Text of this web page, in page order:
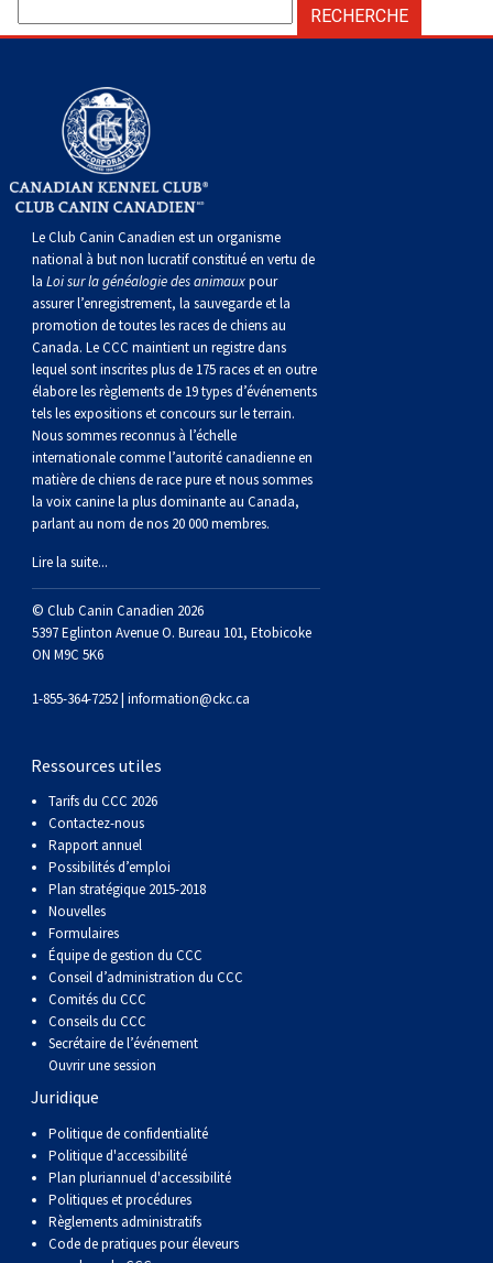
Le Club Canin Canadien est un organisme
national à but non lucratif constitué en vertu de
la Loi sur la généalogie des animauxpour
assurer l’enregistrement, la sauvegarde et la
promotion de toutes les races de chiens au
Canada. Le CCC maintient un registre dans
lequel sont inscrites plus de 175 races et en outre
élabore les règlements de 19 types d’événements
tels les expositions et concours sur le terrain.
Nous sommes reconnus à l’échelle
internationale comme l’autorité canadienne en
matière de chiens de race pure et nous sommes
la voix canine la plus dominante au Canada,
parlant au nom de nos 20 000 membres.
Lire la suite...
© Club Canin Canadien 2026
5397 Eglinton Avenue O. Bureau 101, Etobicoke
ON M9C 5K6
1-855-364-7252 | information@ckc.ca
Ressources utiles
Tarifs du CCC 2026
Contactez-nous
Rapport annuel
Possibilités d’emploi
Plan stratégique 2015-2018
Nouvelles
Formulaires
Équipe de gestion du CCC
Conseil d’administration du CCC
Comités du CCC
Conseils du CCC
Secrétaire de l’événement
Ouvrir une session
Juridique
Politique de confidentialité
Politique d'accessibilité
Plan pluriannuel d'accessibilité
Politiques et procédures
Règlements administratifs
Code de pratiques pour éleveurs